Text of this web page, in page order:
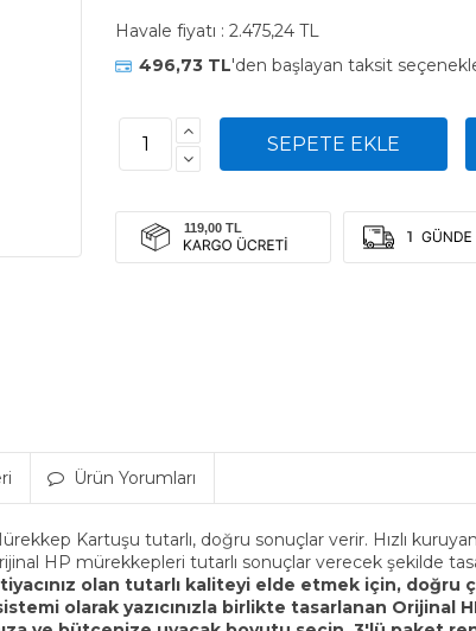
Havale fiyatı : 2.475,24 TL
496,73 TL'den başlayan taksit
1
Ürün Yorumları
Kartuşu tutarlı, doğru sonuçlar verir. Hızlı
HP mürekkepleri tutarlı sonuçlar verecek şekilde
olan tutarlı kaliteyi elde etmek için, doğru
olarak yazıcınızla birlikte tasarlanan Orijinal